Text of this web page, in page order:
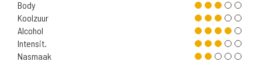
Body
Koolzuur
Alcohol
Intensit.
Nasmaak